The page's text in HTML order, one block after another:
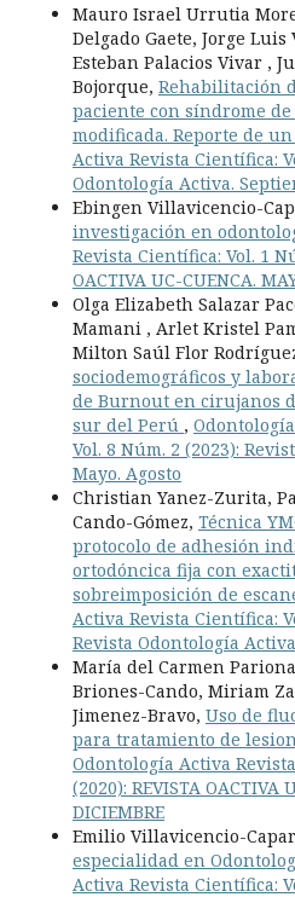
Mauro Israel Urrutia
Delgado Gaete, Jorge Luis
Esteban Palacios Vivar ,
Bojorque, Rehabilitación
paciente con síndrome
modificada. Reporte de
Activa Revista Científica:
Odontología Activa.
Ebingen Villavicencio-
investigación en
Revista Científica: Vol. 1
OACTIVA UC-CUENCA.
Olga Elizabeth Salazar
Mamani , Arlet Kristel
Milton Saúl Flor
sociodemográficos y
de Burnout en cirujanos
sur del Perú ,
Vol. 8 Núm. 2 (2023):
Mayo. Agosto
Christian Yanez-Zurita,
Cando-Gómez, Técnica
protocolo de adhesión
ortodóncica fija con
sobreimposición de
Activa Revista Científica:
Revista Odontología
María del Carmen
Briones-Cando, Miriam
Jimenez-Bravo, Uso de
para tratamiento de
Odontología Activa
(2020): REVISTA OACTIVA
DICIEMBRE
Emilio Villavicencio-
especialidad en
Activa Revista Científica: